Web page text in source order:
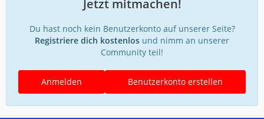
Jetzt mitmachen!
Du hast noch kein Benutzerkonto auf unserer Seite?
Registriere dich kostenlos und nimm an unserer
Community teil!
Benutzerkonto erstellen
Anmelden